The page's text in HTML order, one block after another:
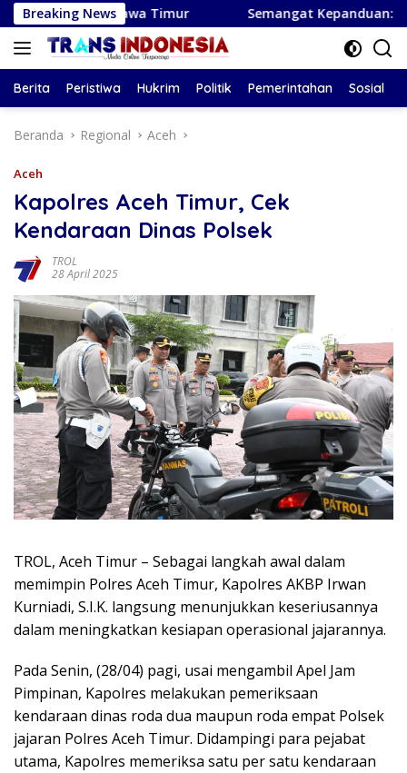
Langsung
ke
konten
Breaking News
Jawa Timur Semangat Kepanduan: Pramuka
Berita Peristiwa Hukrim Politik Pemerintahan Sosial
Beranda Regional Aceh
Aceh
Kapolres Aceh Timur, Cek
Kendaraan Dinas Polsek
TROL
28 April 2025
TROL, Aceh Timur – Sebagai langkah awal dalam
memimpin Polres Aceh Timur, Kapolres AKBP Irwan
Kurniadi, S.I.K. langsung menunjukkan keseriusannya
dalam meningkatkan kesiapan operasional jajarannya.
Pada Senin, (28/04) pagi, usai mengambil Apel Jam
Pimpinan, Kapolres melakukan pemeriksaan
kendaraan dinas roda dua maupun roda empat Polsek
jajaran Polres Aceh Timur. Didampingi para pejabat
utama, Kapolres memeriksa satu per satu kendaraan